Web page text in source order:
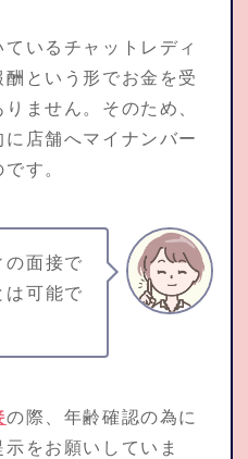
いるチャットレディ
という形でお金を受
ません。そのため、
店舗へマイナンバー
す。
の面接で
は可能で
の際、年齢確認の為に
示をお願いしていま